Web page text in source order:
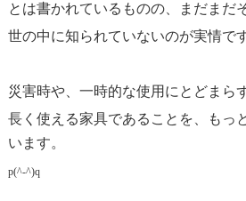
とは書かれているものの、まだまだ
世の中に知られていないのが実情です
災害時や、一時的な使用にとどまら
長く使える家具であることを、もっ
います。
p(^-^)q